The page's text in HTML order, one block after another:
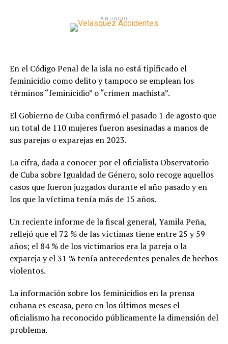
ANUNCIO
En el Código Penal de la isla no está tipificado el
feminicidio como delito y tampoco se emplean los
términos “feminicidio” o “crimen machista”.
El Gobierno de Cuba confirmó el pasado 1 de agosto que
un total de 110 mujeres fueron asesinadas a manos de
sus parejas o exparejas en 2023.
La cifra, dada a conocer por el oficialista Observatorio
de Cuba sobre Igualdad de Género, solo recoge aquellos
casos que fueron juzgados durante el año pasado y en
los que la víctima tenía más de 15 años.
Un reciente informe de la fiscal general, Yamila Peña,
reflejó que el 72 % de las víctimas tiene entre 25 y 59
años; el 84 % de los victimarios era la pareja o la
expareja y el 31 % tenía antecedentes penales de hechos
violentos.
La información sobre los feminicidios en la prensa
cubana es escasa, pero en los últimos meses el
oficialismo ha reconocido públicamente la dimensión del
problema.